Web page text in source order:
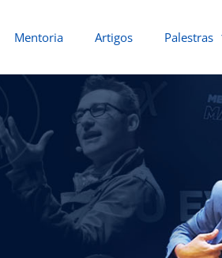
Mentoria Artigos Palestras